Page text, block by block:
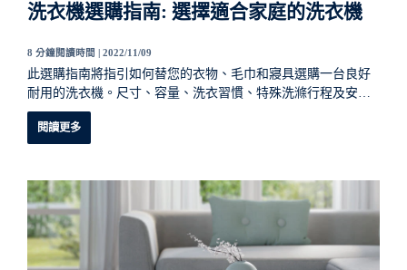
洗衣機選購指南: 選擇適合家庭的洗衣機
8 分鐘閱讀時間 | 2022/11/09
此選購指南將指引如何替您的衣物、毛巾和寢具選購一台良好
耐用的洗衣機。尺寸、容量、洗衣習慣、特殊洗滌行程及安全
性能都是需要考量的點，還有其他要考量的嗎？閱讀我們的洗
衣機選購指南瞭解更多購買洗衣機的相關資訊與秘訣。
閱讀更多